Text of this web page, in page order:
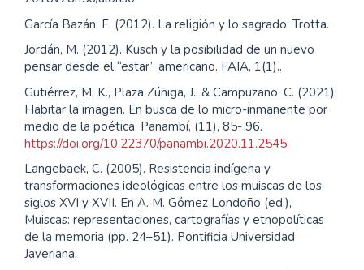
García Bazán, F. (2012). La religión y lo sagrado. Trotta.
Jordán, M. (2012). Kusch y la posibilidad de un nuevo
pensar desde el “estar” americano. FAIA, 1(1)..
Gutiérrez, M. K., Plaza Zúñiga, J., & Campuzano, C. (2021).
Habitar la imagen. En busca de lo micro-inmanente por
medio de la poética. Panambí, (11), 85- 96.
https://doi.org/10.22370/panambi.2020.11.2545
Langebaek, C. (2005). Resistencia indígena y
transformaciones ideológicas entre los muiscas de los
siglos XVI y XVII. En A. M. Gómez Londoño (ed.),
Muiscas: representaciones, cartografías y etnopolíticas
de la memoria (pp. 24–51). Pontificia Universidad
Javeriana.